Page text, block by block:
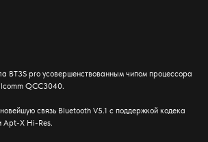
BT3S pro усовершенствованным чипом процессора
QCC3040.
связь Bluetooth V5.1 с поддержкой кодека
Apt-X Hi-Res.